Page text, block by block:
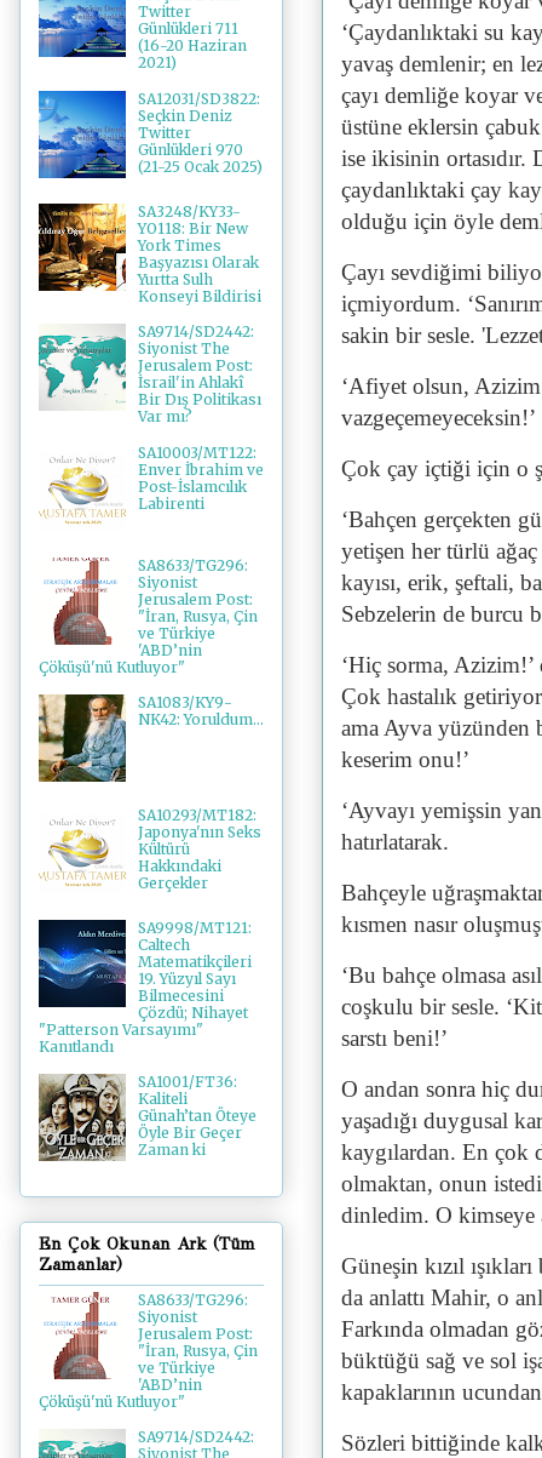
‘Çaydanlıktaki su
yavaş demlenir; en
çayı demliğe koyar
üstüne eklersin
ise ikisinin ortasıdır.
çaydanlıktaki çay
olduğu için öyle
Çayı sevdiğimi
içmiyordum.
sakin bir sesle.
‘Afiyet olsun,
vazgeçemeyeceksin!’
Çok çay içtiği için o
‘Bahçen gerçekten
yetişen her türlü
kayısı, erik, şeftali,
Sebzelerin de burcu
‘Hiç sorma, Azizim!’
Çok hastalık
ama Ayva yüzünden
keserim onu!’
‘Ayvayı yemişsin
hatırlatarak.
Bahçeyle
kısmen nasır
‘Bu bahçe olmasa
coşkulu bir sesle.
sarstı beni!’
O andan sonra hiç
yaşadığı duygusal
kaygılardan. En çok
olmaktan, onun
dinledim. O kimseye
Güneşin kızıl
da anlattı Mahir, o
Farkında olmadan
büktüğü sağ ve sol
kapaklarının
Sözleri bittiğinde
Twitter
Günlükleri 711
(16-20 Haziran
2021)
SA12031/SD3822:
Seçkin Deniz
Twitter
Günlükleri 970
(21-25 Ocak 2025)
SA3248/KY33-
YO118: Bir New
York Times
Başyazısı Olarak
Yurtta Sulh
Konseyi Bildirisi
SA9714/SD2442:
Siyonist The
Jerusalem Post:
İsrail'in Ahlakî
Bir Dış Politikası
Var mı?
SA10003/MT122:
Enver İbrahim ve
Post-İslamcılık
Labirenti
SA8633/TG296:
Siyonist
Jerusalem Post:
"İran, Rusya, Çin
ve Türkiye
'ABD’nin
Çöküşü'nü Kutluyor"
SA1083/KY9-
NK42: Yoruldum...
SA10293/MT182:
Japonya'nın Seks
Kültürü
Hakkındaki
Gerçekler
SA9998/MT121:
Caltech
Matematikçileri
19. Yüzyıl Sayı
Bilmecesini
Çözdü; Nihayet
"Patterson Varsayımı"
Kanıtlandı
SA1001/FT36:
Kaliteli
Günah’tan Öteye
Öyle Bir Geçer
Zaman ki
En Çok Okunan Ark (Tüm
Zamanlar)
SA8633/TG296:
Siyonist
Jerusalem Post:
"İran, Rusya, Çin
ve Türkiye
'ABD’nin
Çöküşü'nü Kutluyor"
SA9714/SD2442:
Siyonist The